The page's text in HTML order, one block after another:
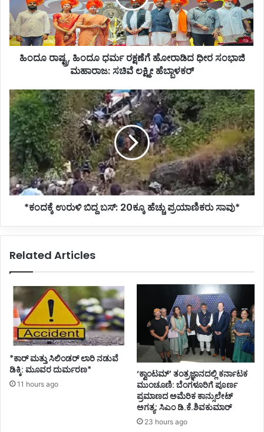
ಹೋರಾಡಿದ
ಧೀರ
ಸಂಭಾಜಿ
ಮಹಾರಾಜ: ಸಚಿವೆ
ಲಕ್ಷ್ಮೀಹಿಂದೂ ರಾಷ್ಟ್ರ, ಹಿಂದೂ ಧರ್ಮ ರಕ್ಷಣೆಗೆ ಹೋರಾಡಿದ ಧೀರ ಸಂಭಾಜಿ
ಮಹಾರಾಜ: ಸಚಿವೆ ಲಕ್ಷ್ಮೀ ಹೆಬ್ಬಾಳಕರ್
*ಕಂದಕ್ಕೆ
ಉರುಳಿ
ಬಿದ್ದ
ಬಸ್:
20ಕ್ಕೂ
ಹೆಚ್ಚು
ಪ್ರಯಾಣಿಕರು
ಸಾವು*
*ಕಂದಕ್ಕೆ ಉರುಳಿ ಬಿದ್ದ ಬಸ್: 20ಕ್ಕೂ ಹೆಚ್ಚು ಪ್ರಯಾಣಿಕರು ಸಾವು*
Related Articles
*ಕಾರ್ ಮತ್ತು ಸಿಲಿಂಡ‌ರ್ ಲಾರಿ ನಡುವೆ
ಡಿಕ್ಕಿ: ಮೂವರ ದುರ್ಮರಣ*
11 hours ago
‘ಕ್ವಾಂಟಮ್’ ತಂತ್ರಜ್ಞಾನದಲ್ಲಿ ಕರ್ನಾಟಕ
ಮುಂಚೂಣಿ: ಬೆಂಗಳೂರಿಗೆ ಪೂರ್ಣ
ಪ್ರಮಾಣದ ಅಮೆರಿಕ ಕಾನ್ಸುಲೇಟ್
ಅಗತ್ಯ: ಸಿಎಂ ಡಿ.ಕೆ.ಶಿವಕುಮಾರ್
23 hours ago